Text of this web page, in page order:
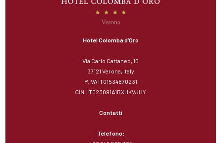
Hotel Colomba d’Oro
Via Carlo Cattaneo, 10
37121 Verona, Italy
P.IVA IT01534870231
CIN: IT023091A1RXHKVJHY
Contatti
Telefono: